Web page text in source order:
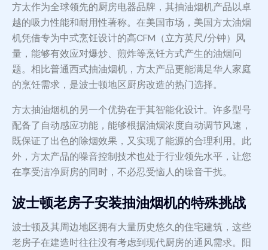
方太作为全球领先的厨房电器品牌，其抽油烟机产品以卓
越的吸力性能和耐用性著称。在美国市场，美国方太油烟
机凭借专为中式烹饪设计的高CFM（立方英尺/分钟）风
量，能够有效应对爆炒、煎炸等烹饪方式产生的油烟问
题。相比普通西式抽油烟机，方太产品更能满足华人家庭
的烹饪需求，是波士顿地区厨房改造的热门选择。
方太抽油烟机的另一个优势在于其智能化设计。许多型号
配备了自动感应功能，能够根据油烟浓度自动调节风速，
既保证了出色的除烟效果，又实现了能源的合理利用。此
外，方太产品的噪音控制技术也处于行业领先水平，让您
在享受洁净厨房的同时，不必忍受恼人的噪音干扰。
波士顿老房子安装抽油烟机的特殊挑战
波士顿及其周边地区拥有大量历史悠久的住宅建筑，这些
老房子在建造时往往没有考虑到现代厨房的通风需求。阳